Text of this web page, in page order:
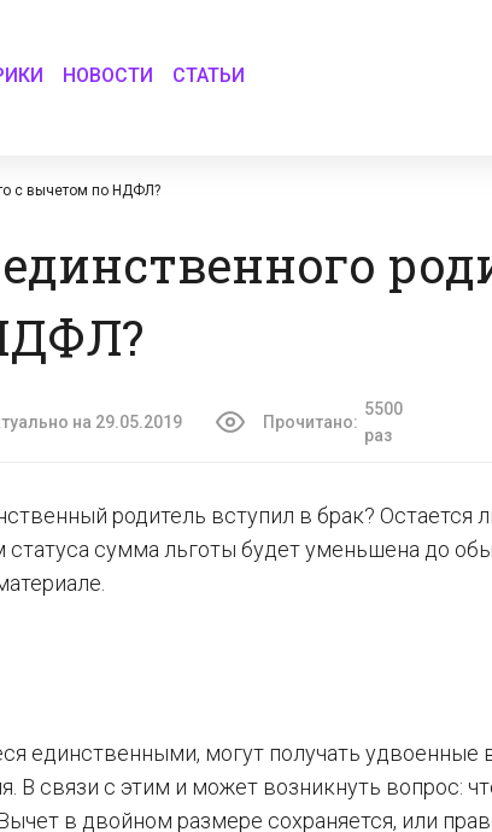
НОВОСТИ СТАТЬИ
с вычетом по НДФЛ?
на 29.05.2019 Прочитано:
5500
раз
родитель вступил в брак? Остается
сумма льготы будет уменьшена до
единственными, могут получать удвоенные
В связи с этим и может возникнуть вопрос:
в двойном размере сохраняется, или